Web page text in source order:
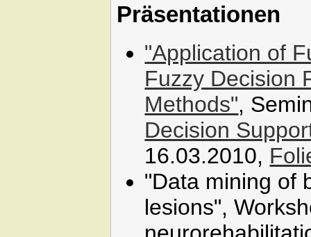
Präsentationen
"Application of
Fuzzy Decision
Methods",
Decision
16.03.2010,
"Data mining of
lesions",